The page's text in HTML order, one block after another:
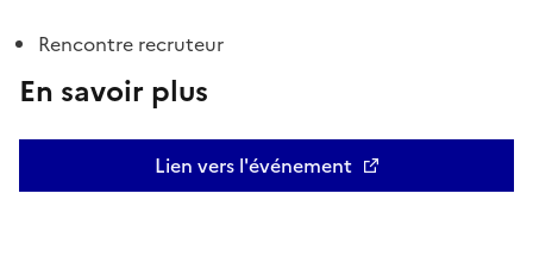
Rencontre recruteur
En savoir plus
Lien vers l'événement